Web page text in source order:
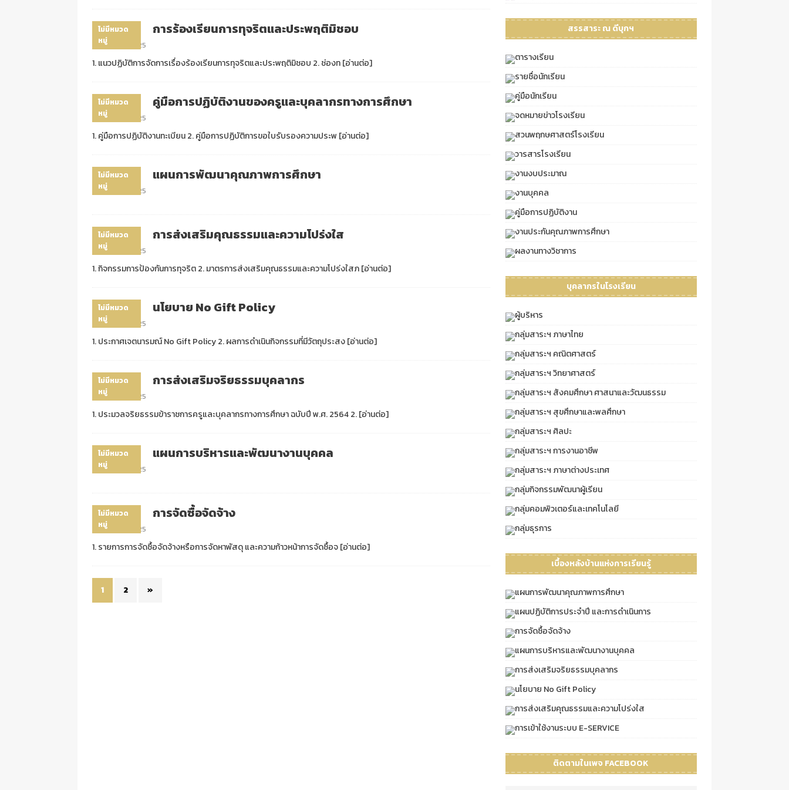
ไม่มีหมวด
หมู่
การร้องเรียนการทุจริตและประพฤติมิชอบ
07/07/2025
1. แนวปฏิบัติการจัดการเรื่องร้องเรียนการทุจริตและประพฤติมิชอบ 2. ช่องท[อ่านต่อ]
ไม่มีหมวด
หมู่
คู่มือการปฏิบัติงานของครูและบุคลากรทางการศึกษา
07/07/2025
1. คู่มือการปฏิบัติงานทะเบียน 2. คู่มือการปฏิบัติการขอใบรับรองความประพ [อ่านต่อ]
ไม่มีหมวด
หมู่
แผนการพัฒนาคุณภาพการศึกษา
07/07/2025
ไม่มีหมวด
หมู่
การส่งเสริมคุณธรรมและความโปร่งใส
07/07/2025
1. กิจกรรมการป้องกันการทุจริต 2. มาตรการส่งเสริมคุณธรรมและความโปร่งใสภ[อ่านต่อ]
ไม่มีหมวด
หมู่
นโยบาย No Gift Policy
07/07/2025
1. ประกาศเจตนารมณ์ No Gift Policy 2. ผลการดำเนินกิจกรรมที่มีวัตถุประสง[อ่านต่อ]
ไม่มีหมวด
หมู่
การส่งเสริมจริยธรรมบุคลากร
07/07/2025
1. ประมวลจริยธรรมข้าราชการครูและบุคลากรทางการศึกษา ฉบับปี พ.ศ. 2564 2.[อ่านต่อ]
ไม่มีหมวด
หมู่
แผนการบริหารและพัฒนางานบุคคล
07/07/2025
ไม่มีหมวด
หมู่
การจัดซื้อจัดจ้าง
07/07/2025
1. รายการการจัดซื้อจัดจ้างหรือการจัดหาพัสดุ และความก้าวหน้าการจัดซื้อจ[อ่านต่อ]
1 2 »
สรรสาระ ณ ดีบุกฯ
ตารางเรียน
รายชื่อนักเรียน
คู่มือนักเรียน
จดหมายข่าวโรงเรียน
สวนพฤกษศาสตร์โรงเรียน
วารสารโรงเรียน
งานงบประมาณ
งานบุคคล
คู่มือการปฏิบัติงาน
งานประกันคุณภาพการศึกษา
ผลงานทางวิชาการ
บุคลากรในโรงเรียน
ผู้บริหาร
กลุ่มสาระฯ ภาษาไทย
กลุ่มสาระฯ คณิตศาสตร์
กลุ่มสาระฯ วิทยาศาสตร์
กลุ่มสาระฯ สังคมศึกษา ศาสนาและวัฒนธรรม
กลุ่มสาระฯ สุขศึกษาและพลศึกษา
กลุ่มสาระฯ ศิลปะ
กลุ่มสาระฯ การงานอาชีพ
กลุ่มสาระฯ ภาษาต่างประเทศ
กลุ่มกิจกรรมพัฒนาผู้เรียน
กลุ่มคอมพิวเตอร์และเทคโนโลยี
กลุ่มธุรการ
เบื้องหลังบ้านแห่งการเรียนรู้
แผนการพัฒนาคุณภาพการศึกษา
แผนปฏิบัติการประจำปี และการดำเนินการ
การจัดซื้อจัดจ้าง
แผนการบริหารและพัฒนางานบุคคล
การส่งเสริมจริยธรรมบุคลากร
นโยบาย No Gift Policy
การส่งเสริมคุณธรรมและความโปร่งใส
การเข้าใช้งานระบบ E-SERVICE
ติดตามในเพจ FACEBOOK